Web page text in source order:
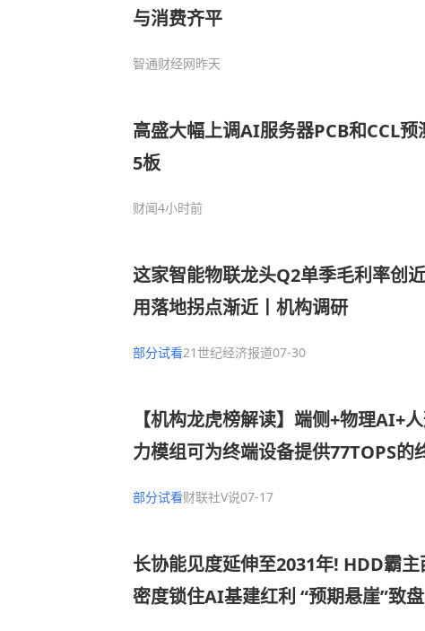
与消费齐平
智通财经网昨天
高盛大幅上调AI服务器PCB和CCL
5板
财闻4小时前
这家智能物联龙头Q2单季毛利率创
用落地拐点渐近丨机构调研
部分试看21世纪经济报道07-30
【机构龙虎榜解读】端侧+物理AI+
力模组可为终端设备提供77TOPS的
净买入
部分试看财联社V说07-17
长协能见度延伸至2031年! HDD霸
密度锁住AI基建红利 “预期悬崖”致